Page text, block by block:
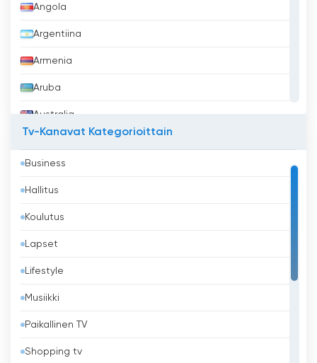
Angola
Argentiina
Armenia
Aruba
Australia
Bahrain
Bangladesh
Barbados
Belgia
Belize
Benin
Bhutan
Bolivia
Tv-Kanavat Kategorioittain
Business
Hallitus
Koulutus
Lapset
Lifestyle
Musiikki
Paikallinen TV
Shopping tv